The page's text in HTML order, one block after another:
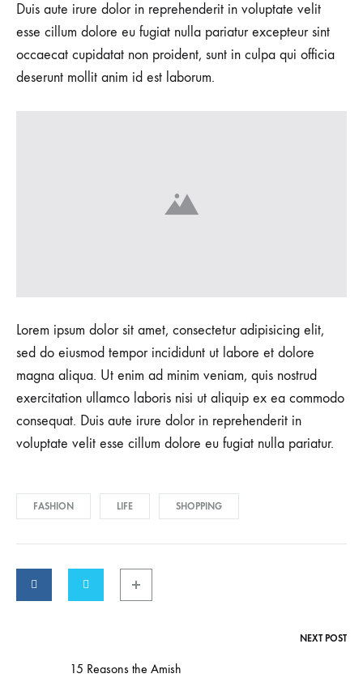
Duis aute irure dolor in reprehenderit in voluptate velit
esse cillum dolore eu fugiat nulla pariatur excepteur sint
occaecat cupidatat non proident, sunt in culpa qui officia
deserunt mollit anim id est laborum.
Lorem ipsum dolor sit amet, consectetur adipisicing elit,
sed do eiusmod tempor incididunt ut labore et dolore
magna aliqua. Ut enim ad minim veniam, quis nostrud
exercitation ullamco laboris nisi ut aliquip ex ea commodo
consequat. Duis aute irure dolor in reprehenderit in
voluptate velit esse cillum dolore eu fugiat nulla pariatur.
FASHION LIFE SHOPPING
NEXT POST
15 Reasons the Amish